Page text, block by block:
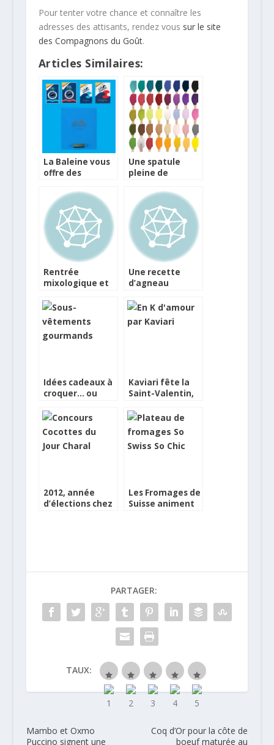
Pour tenter votre chance et connaître les
adresses des attisants, rendez vous sur le site
des Compagnons du Goût.
Articles Similaires:
La Baleine vous
offre des
fêter ses 80 ans !
Une spatule
pleine de
résistante
Rentrée
mixologique et
Traiteur du
Marais
Une recette
d’agneau
Pâques
Idées cadeaux à
croquer… ou
Kaviari fête la
Saint-Valentin,
concours !
2012, année
d’élections chez
Les Fromages de
Suisse animent
PARTAGER:
TAUX:
Mambo et Oxmo
Puccino signent une
Coq d’Or pour la côte de
boeuf maturée au